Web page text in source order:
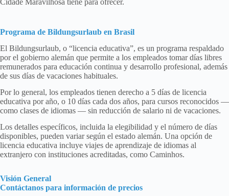
Cidade Maravilhosa tiene para ofrecer.
Programa de Bildungsurlaub en Brasil
El Bildungsurlaub, o “licencia educativa”, es un programa respaldado
por el gobierno alemán que permite a los empleados tomar días libres
remunerados para educación continua y desarrollo profesional, además
de sus días de vacaciones habituales.
Por lo general, los empleados tienen derecho a 5 días de licencia
educativa por año, o 10 días cada dos años, para cursos reconocidos —
como clases de idiomas — sin reducción de salario ni de vacaciones.
Los detalles específicos, incluida la elegibilidad y el número de días
disponibles, pueden variar según el estado alemán. Una opción de
licencia educativa incluye viajes de aprendizaje de idiomas al
extranjero con instituciones acreditadas, como Caminhos.
Visión General
Contáctanos para información de precios